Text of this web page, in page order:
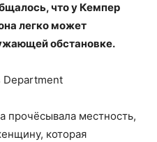
что у Кемпер
легко может
обстановке.
Department
прочёсывала местность,
которая